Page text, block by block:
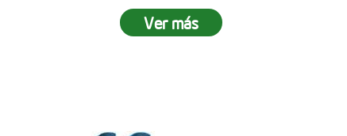
Ver más